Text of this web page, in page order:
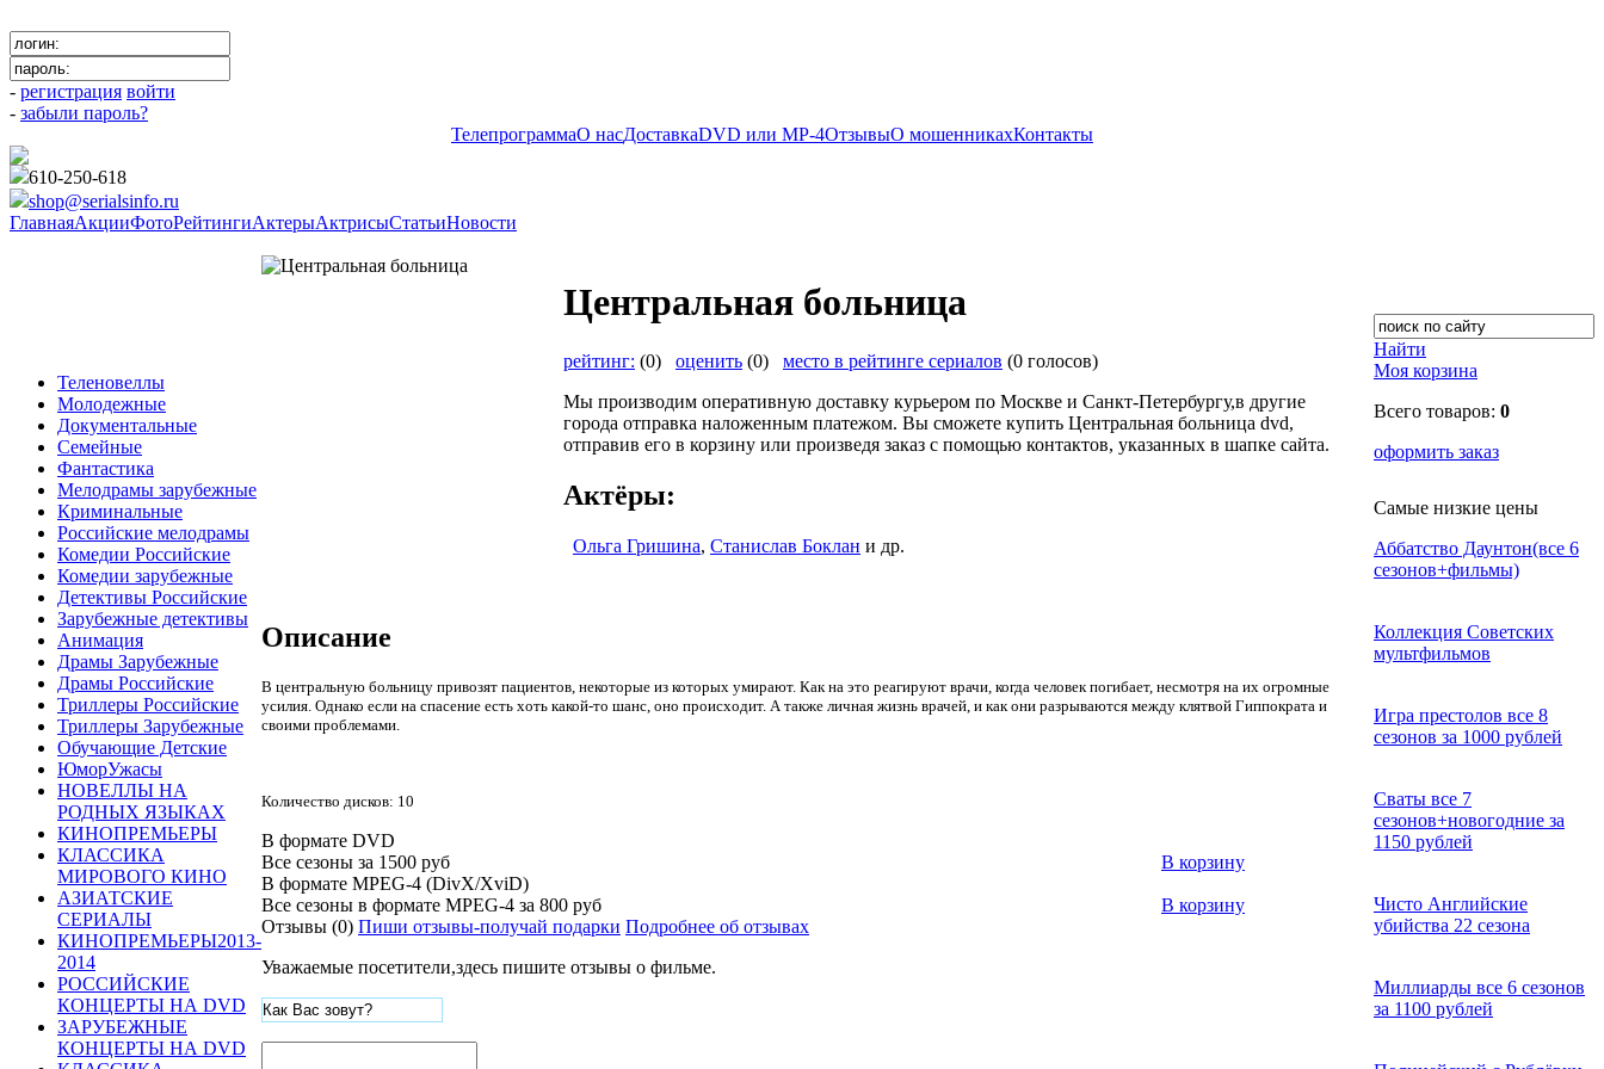
- регистрация войти
- забыли пароль?
ТелепрограммаО насДоставкаDVD или MP-4ОтзывыО мошенникахКонтакты
610-250-618
shop@serialsinfo.ru
ГлавнаяАкцииФотоРейтингиАктерыАктрисыСтатьиНовости
Теленовеллы
Молодежные
Документальные
Семейные
Фантастика
Мелодрамы зарубежные
Криминальные
Российские мелодрамы
Комедии Российские
Комедии зарубежные
Детективы Российские
Зарубежные детективы
Анимация
Драмы Зарубежные
Драмы Российские
Триллеры Российские
Триллеры Зарубежные
Обучающие Детские
ЮморУжасы
НОВЕЛЛЫ НА
РОДНЫХ ЯЗЫКАХ
КИНОПРЕМЬЕРЫ
КЛАССИКА
МИРОВОГО КИНО
АЗИАТСКИЕ
СЕРИАЛЫ
КИНОПРЕМЬЕРЫ2013-
2014
РОССИЙСКИЕ
КОНЦЕРТЫ НА DVD
ЗАРУБЕЖНЫЕ
КОНЦЕРТЫ НА DVD
Центральная больница
рейтинг: (0) оценить (0) место в рейтинге сериалов (0 голосов)
Мы производим оперативную доставку курьером по Москве и Санкт-Петербургу,в другие
города отправка наложенным платежом. Вы сможете купить Центральная больница dvd,
отправив его в корзину или произведя заказ с помощью контактов, указанных в шапке сайта.
Актёры:
Ольга Гришина, Станислав Боклан и др.
Описание
В центральную больницу привозят пациентов, некоторые из которых умирают. Как на это реагируют врачи, когда человек погибает, несмотря на их огромные
усилия. Однако если на спасение есть хоть какой-то шанс, оно происходит. А также личная жизнь врачей, и как они разрываются между клятвой Гиппократа и
своими проблемами.
Количество дисков: 10
В формате DVD
Все сезоны за 1500 руб
В корзину
В формате MPEG-4 (DivX/XviD)
Все сезоны в формате MPEG-4 за 800 руб
В корзину
Отзывы (0) Пиши отзывы-получай подарки Подробнее об отзывах
Уважаемые посетители,здесь пишите отзывы о фильме.
Найти
Моя корзина
Всего товаров: 0
оформить заказ
Самые низкие цены
Аббатство Даунтон(все 6
сезонов+фильмы)
Коллекция Советских
мультфильмов
Игра престолов все 8
сезонов за 1000 рублей
Сваты все 7
сезонов+новогодние за
1150 рублей
Чисто Английские
убийства 22 сезона
Миллиарды все 6 сезонов
за 1100 рублей